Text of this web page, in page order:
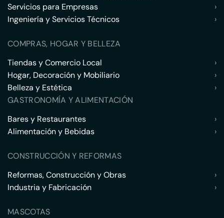
Servicios para Empresas
›
Ingeniería y Servicios Técnicos
›
COMPRAS, HOGAR Y BELLEZA
Tiendas y Comercio Local
›
Hogar, Decoración y Mobiliario
›
Belleza y Estética
›
GASTRONOMÍA Y ALIMENTACIÓN
Bares y Restaurantes
›
Alimentación y Bebidas
›
CONSTRUCCIÓN Y REFORMAS
Reformas, Construcción y Obras
›
Industria y Fabricación
›
MASCOTAS